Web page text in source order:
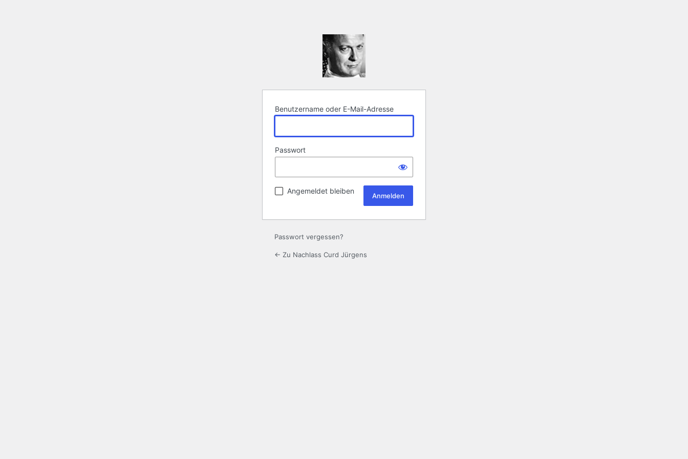
Benutzername oder E-Mail-Adresse
Passwort
Angemeldet bleiben
Passwort vergessen?
← Zu Nachlass Curd Jürgens